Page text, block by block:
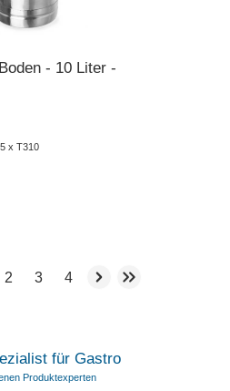
- 10 Liter -
x T310
2 3 4
für Gastro
Produktexperten